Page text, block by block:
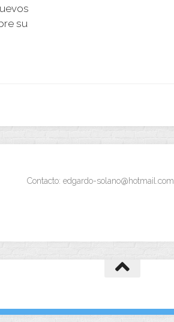
su
Contacto: edgardo-solano@hotmail.com